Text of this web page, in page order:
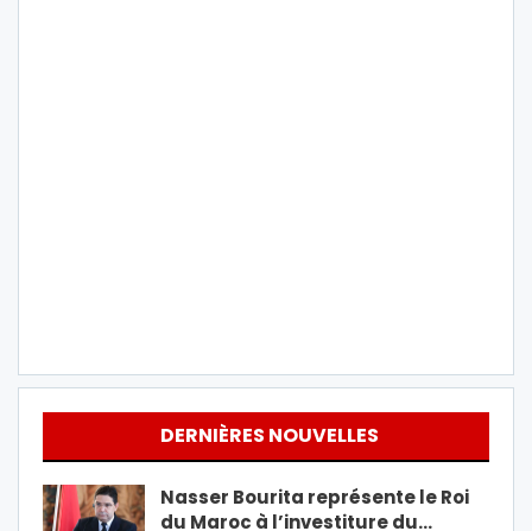
DERNIÈRES NOUVELLES
Nasser Bourita représente le Roi
du Maroc à l’investiture du…